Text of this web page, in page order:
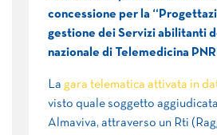
concessione per la
gestione dei Servizi abilitanti
nazionale di Telemedicina
La gara telematica attivata in
visto quale soggetto
Almaviva, attraverso un Rti